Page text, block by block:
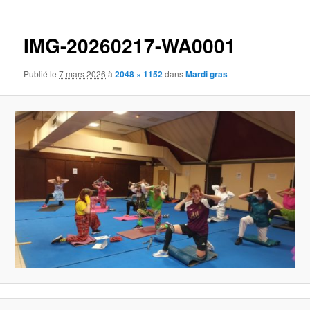
IMG-20260217-WA0001
Publié le7 mars 2026 à2048 × 1152dansMardi gras